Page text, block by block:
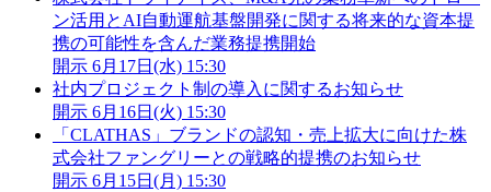
ン活用とAI自動運航基盤開発に関する将来的な資本提
携の可能性を含んだ業務提携開始
開示 6月17日(水) 15:30
社内プロジェクト制の導入に関するお知らせ
開示 6月16日(火) 15:30
「CLATHAS」ブランドの認知・売上拡大に向けた株
式会社ファングリーとの戦略的提携のお知らせ
開示 6月15日(月) 15:30